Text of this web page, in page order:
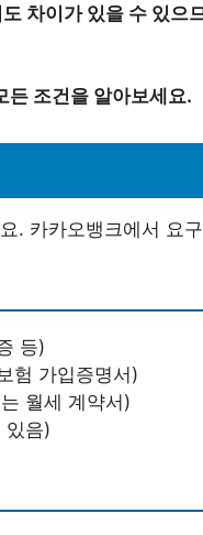
차이가 있을 수 있으
든 조건을 알아보세요.
. 카카오뱅크에서 요
등)
험 가입증명서)
월세 계약서)
있음)